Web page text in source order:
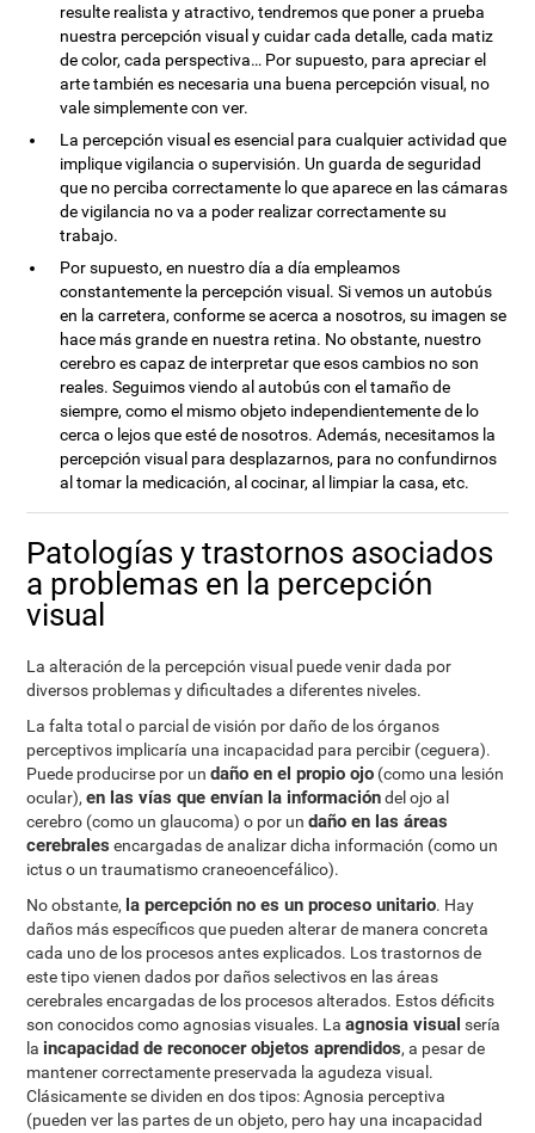
resulte realista y atractivo, tendremos que poner a prueba
nuestra percepción visual y cuidar cada detalle, cada matiz
de color, cada perspectiva… Por supuesto, para apreciar el
arte también es necesaria una buena percepción visual, no
vale simplemente con ver.
La percepción visual es esencial para cualquier actividad que
implique vigilancia o supervisión. Un guarda de seguridad
que no perciba correctamente lo que aparece en las cámaras
de vigilancia no va a poder realizar correctamente su
trabajo.
Por supuesto, en nuestro día a día empleamos
constantemente la percepción visual. Si vemos un autobús
en la carretera, conforme se acerca a nosotros, su imagen se
hace más grande en nuestra retina. No obstante, nuestro
cerebro es capaz de interpretar que esos cambios no son
reales. Seguimos viendo al autobús con el tamaño de
siempre, como el mismo objeto independientemente de lo
cerca o lejos que esté de nosotros. Además, necesitamos la
percepción visual para desplazarnos, para no confundirnos
al tomar la medicación, al cocinar, al limpiar la casa, etc.
Patologías y trastornos asociados
a problemas en la percepción
visual
La alteración de la percepción visual puede venir dada por
diversos problemas y dificultades a diferentes niveles.
La falta total o parcial de visión por daño de los órganos
perceptivos implicaría una incapacidad para percibir (ceguera).
Puede producirse por undaño en el propio ojo (como una lesión
ocular),en las vías que envían la informacióndel ojo al
cerebro (como un glaucoma) o por undaño en las áreas
cerebrales encargadas de analizar dicha información (como un
ictus o un traumatismo craneoencefálico).
No obstante, la percepción no es un proceso unitario. Hay
daños más específicos que pueden alterar de manera concreta
cada uno de los procesos antes explicados. Los trastornos de
este tipo vienen dados por daños selectivos en las áreas
cerebrales encargadas de los procesos alterados. Estos déficits
son conocidos como agnosias visuales. Laagnosia visual sería
la incapacidad de reconocer objetos aprendidos, a pesar de
mantener correctamente preservada la agudeza visual.
Clásicamente se dividen en dos tipos: Agnosia perceptiva
(pueden ver las partes de un objeto, pero hay una incapacidad